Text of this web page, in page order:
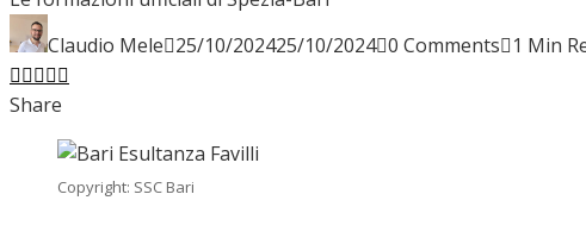
FOCUS
CALCIOMERCATO
Claudio Mele 25/10/202425/10/2024 0 Comments 1 Min
Facebook
Twitter
LinkedIn
Pinterest
Stumbleupon
Share
Copyright: SSC Bari